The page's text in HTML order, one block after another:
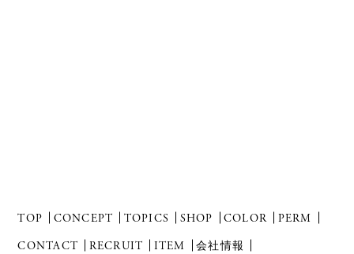
TOP CONCEPT TOPICS SHOP COLOR
PERM
CONTACT
RECRUIT ITEM 会社情報